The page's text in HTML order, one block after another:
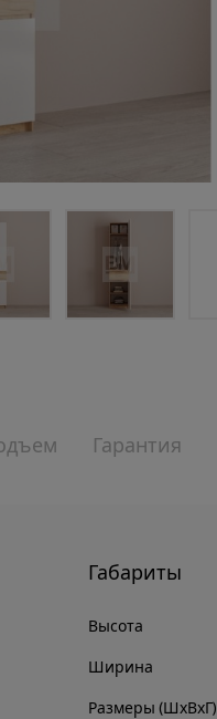
Гарантия
Габариты
Высота
Ширина
Размеры (ШхВхГ)